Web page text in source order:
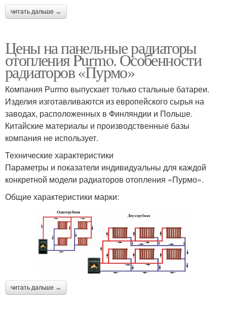
читать дальше →
Цены на панельные радиаторы
отопления Purmo. Особенности
радиаторов «Пурмо»
Компания Purmo выпускает только стальные батареи.
Изделия изготавливаются из европейского сырья на
заводах, расположенных в Финляндии и Польше.
Китайские материалы и производственные базы
компания не использует.
Технические характеристики
Параметры и показатели индивидуальны для каждой
конкретной модели радиаторов отопления «Пурмо».
Общие характеристики марки:
читать дальше →